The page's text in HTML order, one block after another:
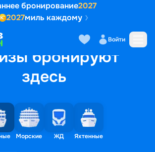
бронирование2027
2027миль каждому
Войти
бронируют
здесь
Морские ЖД Яхтенные